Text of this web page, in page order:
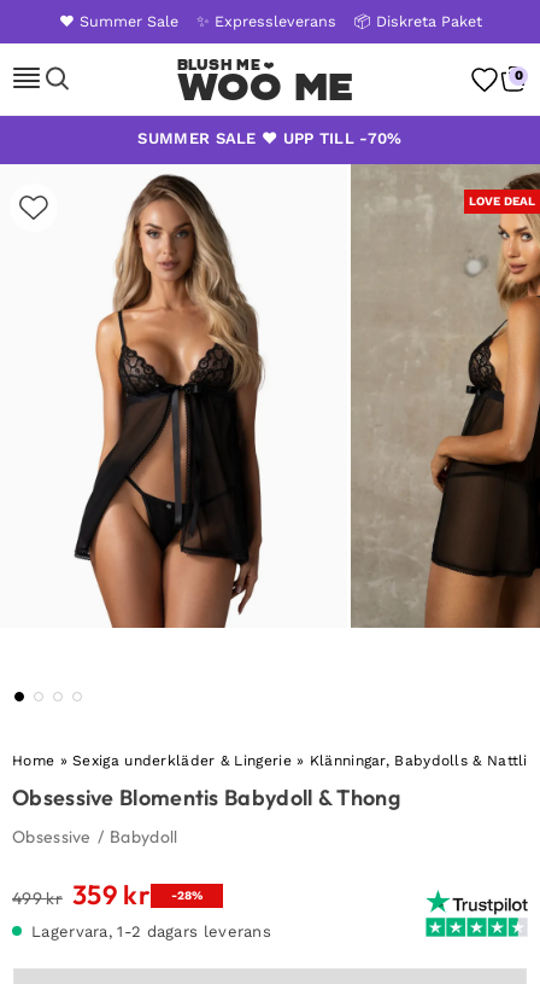
❤️ Summer Sale ✨ Expressleverans 📦 Diskreta Paket
Woo Me 0
SUMMER SALE ❤️ UPP TILL -70%
LOVE DEAL
Home »Sexiga underkläder & Lingerie» Klänningar, Babydolls &
Obsessive Blomentis Babydoll & Thong
Obsessive / Babydoll
499kr Det
priset
var:
359 krDet
priset
är:
-28%
Lagervara, 1-2 dagars leverans